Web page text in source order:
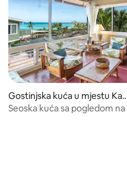
ocjena 5 od 5, recenzija: 7
Gostinjska kuća u mjestu Kail
ua
Seoska kuća sa pogledom